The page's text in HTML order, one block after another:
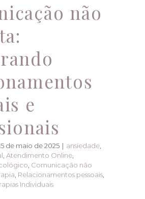
não
e
de maio de 2025 | ansiedade,
, Atendimento Online,
, Comunicação não
, Relacionamentos pessoais,
Individuais